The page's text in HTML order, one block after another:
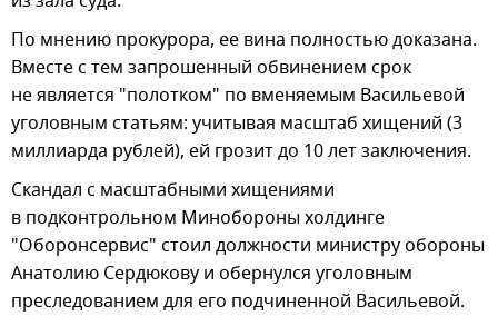
По мнению прокурора, ее вина полностью доказана.
Вместе с тем запрошенный обвинением срок
не является "полотком" по вменяемым Васильевой
уголовным статьям: учитывая масштаб хищений (3
миллиарда рублей), ей грозит до 10 лет заключения.
Скандал с масштабными хищениями
в подконтрольном Минобороны холдинге
"Оборонсервис" стоил должности министру обороны
Анатолию Сердюкову и обернулся уголовным
преследованием для его подчиненной Васильевой.